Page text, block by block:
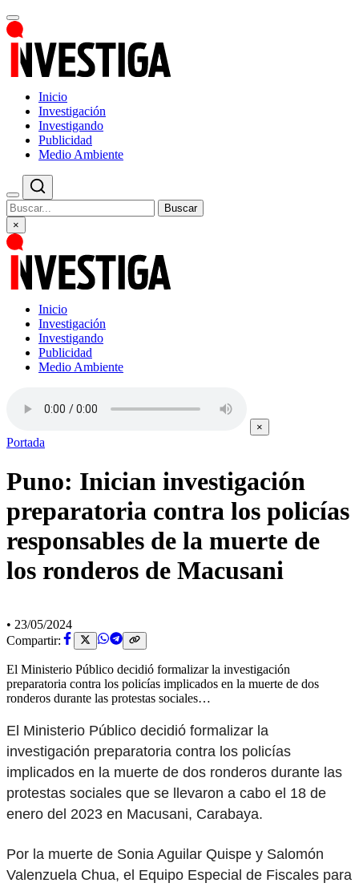
Inicio
Investigación
Investigando
Publicidad
Medio Ambiente
Buscar
×
Inicio
Investigación
Investigando
Publicidad
Medio Ambiente
×
Portada
Puno: Inician investigación
preparatoria contra los policías
responsables de la muerte de
los ronderos de Macusani
• 23/05/2024
Compartir:
El Ministerio Público decidió formalizar la investigación
preparatoria contra los policías implicados en la muerte de dos
ronderos durante las protestas sociales…
El Ministerio Público decidió formalizar la
investigación preparatoria contra los policías
implicados en la muerte de dos ronderos durante las
protestas sociales que se llevaron a cabo el 18 de
enero del 2023 en Macusani, Carabaya.
Por la muerte de Sonia Aguilar Quispe y Salomón
Valenzuela Chua, el Equipo Especial de Fiscales para